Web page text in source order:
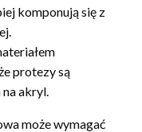
komponują się z
protezy są
akryl.
może wymagać